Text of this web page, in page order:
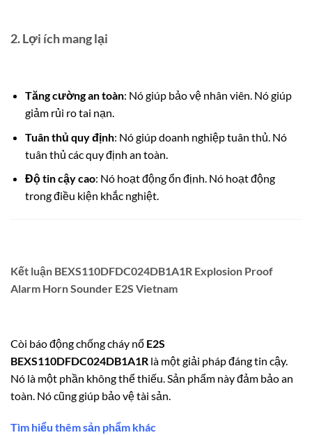
2. Lợi ích mang lại
Tăng cường an toàn: Nó giúp bảo vệ nhân viên. Nó giúp
giảm rủi ro tai nạn.
Tuân thủ quy định: Nó giúp doanh nghiệp tuân thủ. Nó
tuân thủ các quy định an toàn.
Độ tin cậy cao: Nó hoạt động ổn định. Nó hoạt động
trong điều kiện khắc nghiệt.
Kết luận BEXS110DFDC024DB1A1R Explosion Proof
Alarm Horn Sounder E2S Vietnam
Còi báo động chống cháy nổ E2S
BEXS110DFDC024DB1A1R là một giải pháp đáng tin cậy.
Nó là một phần không thể thiếu. Sản phẩm này đảm bảo an
toàn. Nó cũng giúp bảo vệ tài sản.
Tìm hiểu thêm sản phẩm khác